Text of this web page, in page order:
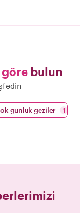
bulun
gunluk geziler 1